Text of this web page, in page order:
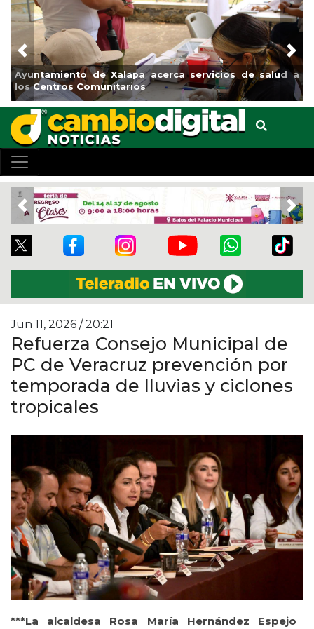
Municipio arrancará primera etapa de rehabilitación en
el boulevard 5 de febrero
Previous
Previous
Jun 11, 2026 / 20:21
Refuerza Consejo Municipal de
PC de Veracruz prevención por
temporada de lluvias y ciclones
tropicales
***La alcaldesa Rosa María Hernández Espejo